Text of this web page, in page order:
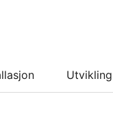
Utvikling